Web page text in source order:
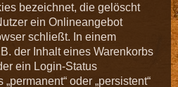
bezeichnet, die gelöscht
ein Onlineangebot
schließt. In einem
der Inhalt eines Warenkorbs
ein Login-Status
oder „persistent“